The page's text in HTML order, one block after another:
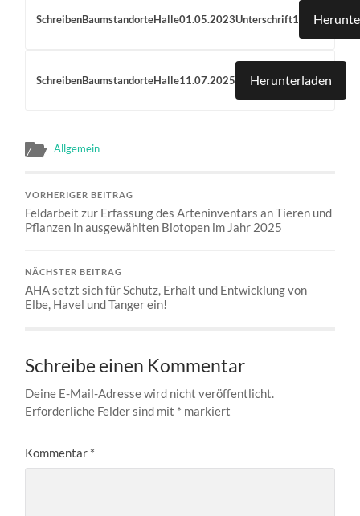
SchreibenBaumstandorteHalle01.05.2023Unterschrift1
SchreibenBaumstandorteHalle11.07.2025 Herunterladen
Allgemein
VORHERIGER BEITRAG
Feldarbeit zur Erfassung des Arteninventars an Tieren und
Pflanzen in ausgewählten Biotopen im Jahr 2025
NÄCHSTER BEITRAG
AHA setzt sich für Schutz, Erhalt und Entwicklung von
Elbe, Havel und Tanger ein!
Schreibe einen Kommentar
Deine E-Mail-Adresse wird nicht veröffentlicht.
Erforderliche Felder sind mit * markiert
Kommentar *